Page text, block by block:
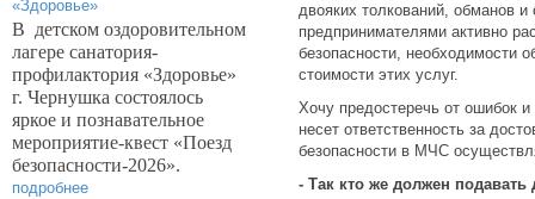
В детском оздоровительном
лагере санатория-
профилактория «Здоровье»
г. Чернушка состоялось
яркое и познавательное
мероприятие-квест «Поезд
безопасности-2026».
подробнее
двояких толкований, обманов
предпринимателями активно
безопасности, необходимости
стоимости этих услуг.
Хочу предостеречь от ошибок
несет ответственность за
безопасности в МЧС
- Так кто же должен